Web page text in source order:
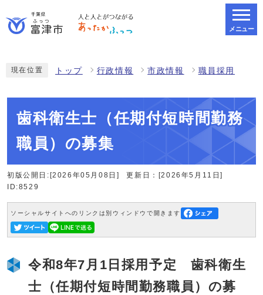
メニュー
現在位置 トップ 行政情報 市政情報 職員採用
歯科衛生士（任期付短時間勤務
職員）の募集
初版公開日:[2026年05月08日]
更新日：[2026年5月11日]
ID:8529
ソーシャルサイトへのリンクは別ウィンドウで開きます
令和8年7月1日採用予定 歯科衛生
士（任期付短時間勤務職員）の募